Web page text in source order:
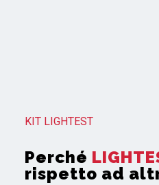
KIT LIGHTEST
Perché
rispetto ad